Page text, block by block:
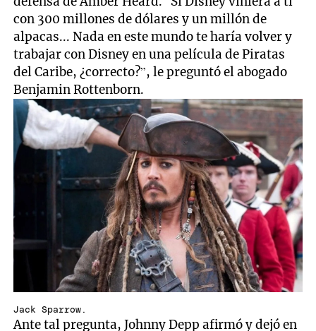
con 300 millones de dólares y un millón de
alpacas... Nada en este mundo te haría volver y
trabajar con Disney en una película de Piratas
del Caribe, ¿correcto?”, le preguntó el abogado
Benjamin Rottenborn.
Jack Sparrow.
Ante tal pregunta, Johnny Depp afirmó y dejó en